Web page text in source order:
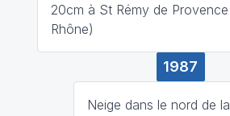
20cm à St Rémy de
Rhône)
1987
Neige dans le nord de